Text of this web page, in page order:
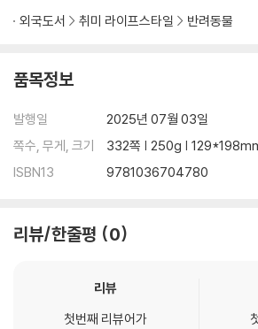
외국도서 취미 라이프스타일 반려동물
품목정보
발행일
2025년 07월 03일
쪽수, 무게, 크기
332쪽 | 250g |
ISBN13
9781036704780
리뷰/한줄평 0
리뷰
첫번째 리뷰어가